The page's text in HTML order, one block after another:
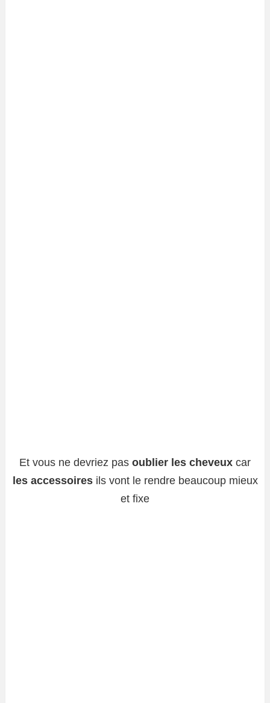
Et vous ne devriez pas oublier les cheveux car
les accessoiresils vont le rendre beaucoup mieux
et fixe